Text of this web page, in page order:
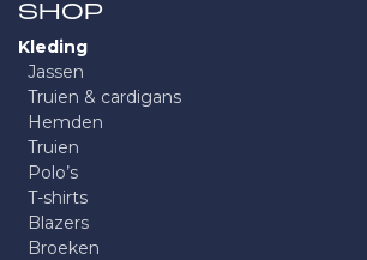
SHOP
Kleding
Jassen
Truien & cardigans
Hemden
Truien
Polo’s
T-shirts
Blazers
Broeken